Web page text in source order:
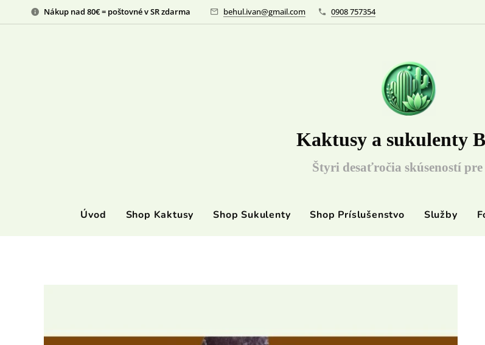
Nákup nad 80€ = poštovné v SR zdarma behul.ivan@gmail.com 0908 757354
Kaktusy a sukulenty
Štyri desaťročia skúseností pre
Úvod Shop Kaktusy Shop Sukulenty Shop Príslušenstvo Služby